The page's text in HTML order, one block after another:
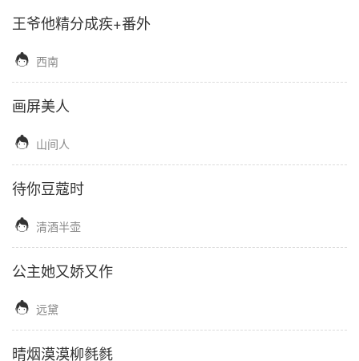
王爷他精分成疾+番外
 西南
画屏美人
 山间人
待你豆蔻时
 清酒半壶
公主她又娇又作
 远黛
晴烟漠漠柳毵毵